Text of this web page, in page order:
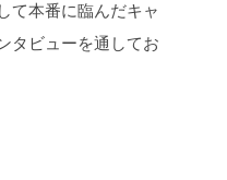
て本番に臨んだキャ
タビューを通してお